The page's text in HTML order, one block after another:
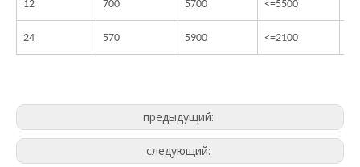
12 700 5700 <=5500
24 570 5900 <=2100
предыдущий:
следующий: